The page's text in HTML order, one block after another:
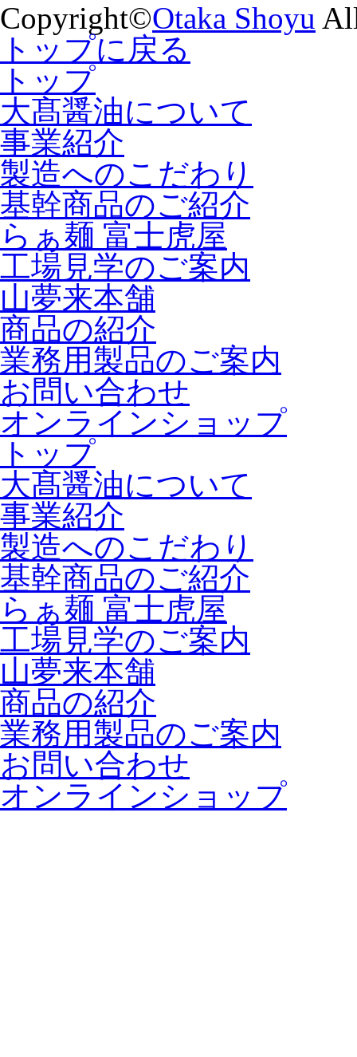
Copyright©Otaka Shoyu
トップに戻る
トップ
大髙醤油について
事業紹介
製造へのこだわり
基幹商品のご紹介
らぁ麺 富士虎屋
工場見学のご案内
山夢来本舗
商品の紹介
業務用製品のご案内
お問い合わせ
オンラインショップ
トップ
大髙醤油について
事業紹介
製造へのこだわり
基幹商品のご紹介
らぁ麺 富士虎屋
工場見学のご案内
山夢来本舗
商品の紹介
業務用製品のご案内
お問い合わせ
オンラインショップ